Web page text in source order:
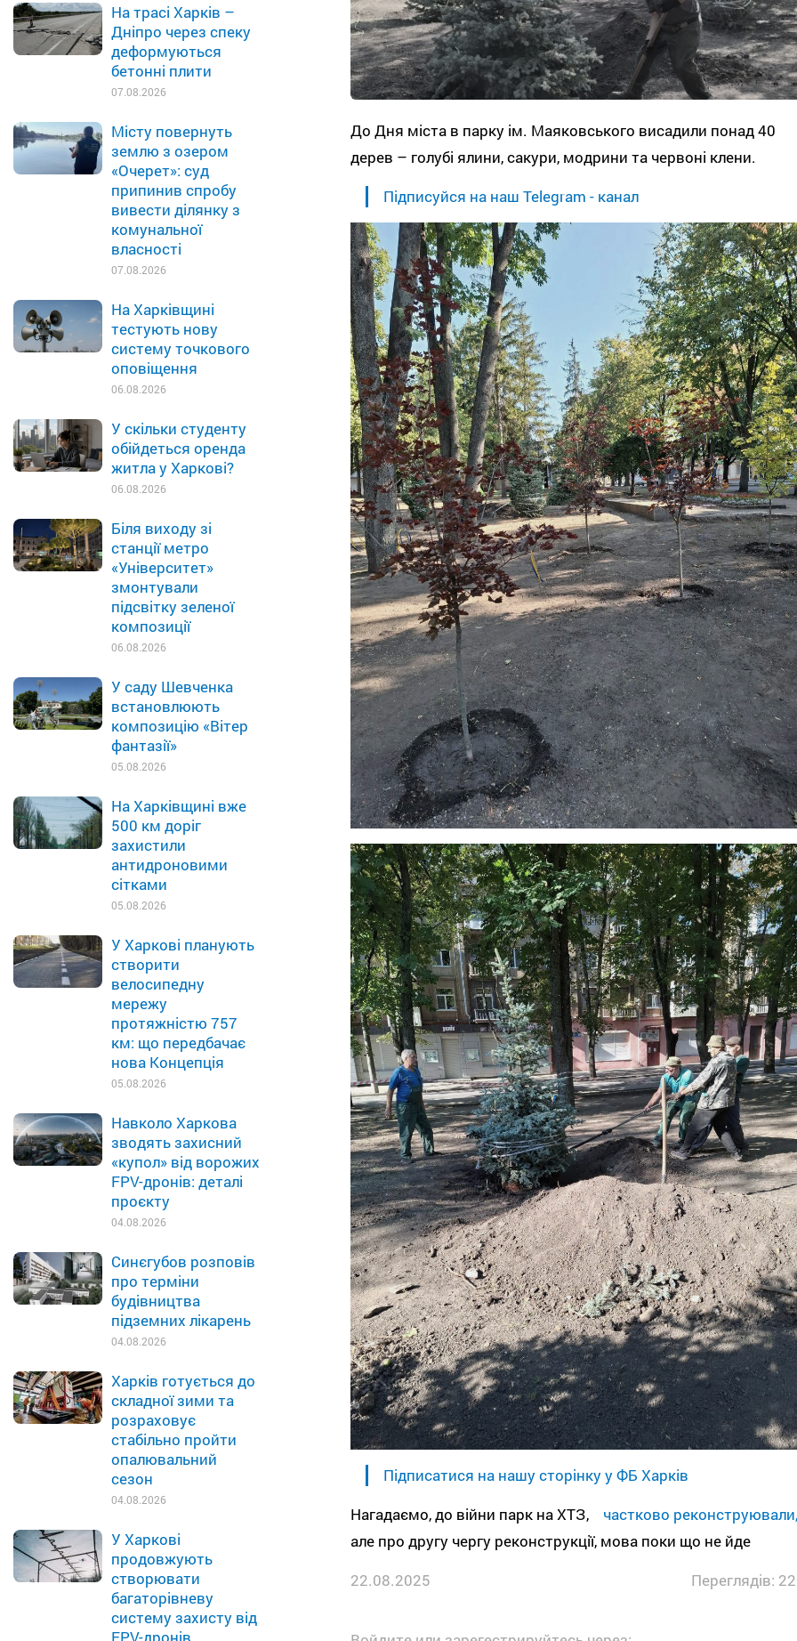
На трасі Харків –
Дніпро через спеку
деформуються
бетонні плити
07.08.2026
Місту повернуть
землю з озером
«Очерет»: суд
припинив спробу
вивести ділянку з
комунальної
власності
07.08.2026
На Харківщині
тестують нову
систему точкового
оповіщення
06.08.2026
У скільки студенту
обійдеться оренда
житла у Харкові?
06.08.2026
Біля виходу зі
станції метро
«Університет»
змонтували
підсвітку зеленої
композиції
06.08.2026
У саду Шевченка
встановлюють
композицію «Вітер
фантазії»
05.08.2026
На Харківщині вже
500 км доріг
захистили
антидроновими
сітками
05.08.2026
У Харкові планують
створити
велосипедну
мережу
протяжністю 757
км: що передбачає
нова Концепція
05.08.2026
Навколо Харкова
зводять захисний
«купол» від ворожих
FPV-дронів: деталі
проєкту
04.08.2026
Синєгубов розповів
про терміни
будівництва
підземних лікарень
04.08.2026
Харків готується до
складної зими та
розраховує
стабільно пройти
опалювальний
сезон
04.08.2026
У Харкові
продовжують
створювати
багаторівневу
систему захисту від
До Дня міста в парку ім. Маяковського висадили понад 40
дерев – голубі ялини, сакури, модрини та червоні клени.
Підписуйся на наш Telegram - канал
Підписатися на нашу сторінку у ФБ Харків
Нагадаємо, до війни парк на ХТЗ, частково реконструювали,
але про другу чергу реконструкції, мова поки що не йде
22.08.2025
Переглядів: